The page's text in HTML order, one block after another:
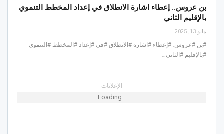
بن عروس.. إعطاء اشارة الانطلاق في إعداد المخطط التنموي
بالإقليم الثاني
مايو 13, 2025
#بن #عروس. #إعطاء #اشارة #الانطلاق #في #إعداد #المخطط #التنموي
#بالإقليم #الثاني…
- الإعلانات -
Loading...